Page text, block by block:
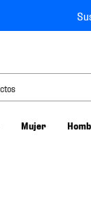
Mujer